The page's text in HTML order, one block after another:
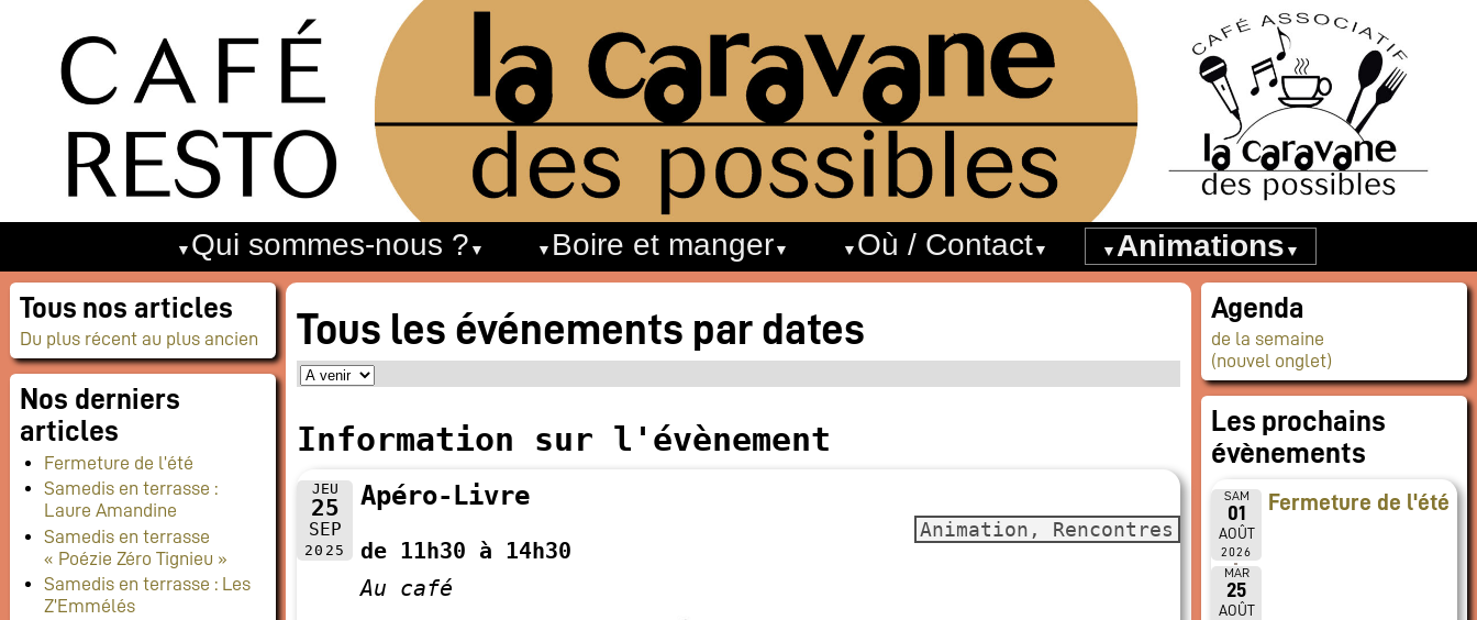
Qui sommes-nous ? Boire et manger Où / Contact Animations
Tous les événements par dates
Information sur l'évènement
JEU
25
SEP
2025
Apéro-Livre
de 11h30 à 14h30
Au café
Animation, Rencontres
Tous nos articles
Du plus récent au plus ancien
Nos derniers
articles
Fermeture de l’été
Samedis en terrasse :
Laure Amandine
Samedis en terrasse
« Poézie Zéro Tignieu »
Samedis en terrasse : Les
Z’Emmélés
Agenda
de la semaine
(nouvel onglet)
Les prochains
évènements
SAM
01
AOÛT
2026
MAR
25
AOÛT
Fermeture de l'été